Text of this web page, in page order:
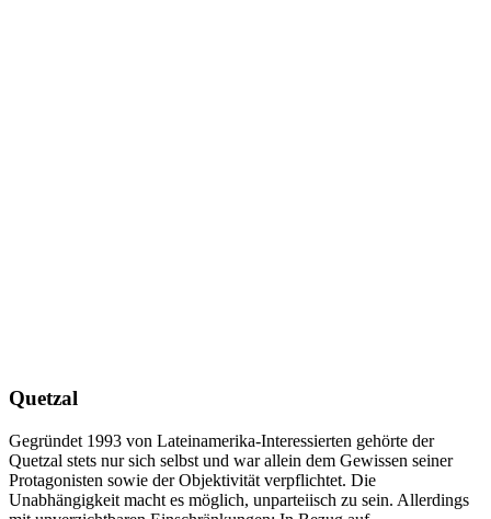
Quetzal
Gegründet 1993 von Lateinamerika-Interessierten gehörte der
Quetzal stets nur sich selbst und war allein dem Gewissen seiner
Protagonisten sowie der Objektivität verpflichtet. Die
Unabhängigkeit macht es möglich, unparteiisch zu sein. Allerdings